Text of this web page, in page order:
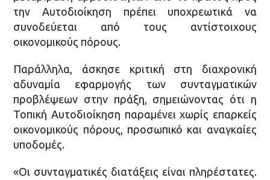
την Αυτοδιοίκηση πρέπει υποχρεωτικά να
συνοδεύεται από τους αντίστοιχους
οικονομικούς πόρους.
Παράλληλα, άσκησε κριτική στη διαχρονική
αδυναμία εφαρμογής των συνταγματικών
προβλέψεων στην πράξη, σημειώνοντας ότι η
Τοπική Αυτοδιοίκηση παραμένει χωρίς επαρκείς
οικονομικούς πόρους, προσωπικό και αναγκαίες
υποδομές.
«Οι συνταγματικές διατάξεις είναι πληρέστατες.